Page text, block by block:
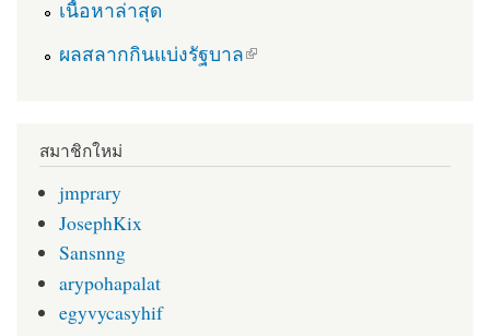
เนื้อหาล่าสุด
ผลสลากกินแบ่งรัฐบาล
(link is external)
สมาชิกใหม่
jmprary
JosephKix
Sansnng
arypohapalat
egyvycasyhif